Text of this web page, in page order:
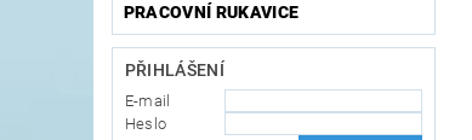
PRACOVNÍ RUKAVICE
PŘIHLÁŠENÍ
E-mail
Heslo